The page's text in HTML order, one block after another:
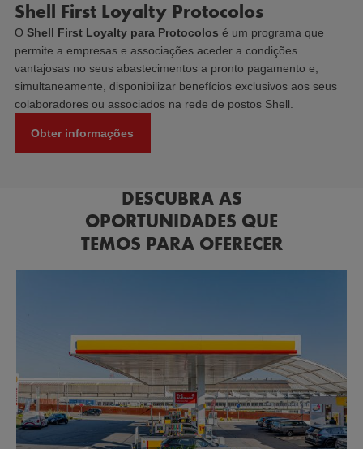
Shell First Loyalty Protocolos
O Shell First Loyalty para Protocolos é um programa que
permite a empresas e associações aceder a condições
vantajosas no seus abastecimentos a pronto pagamento e,
simultaneamente, disponibilizar benefícios exclusivos aos seus
colaboradores ou associados na rede de postos Shell.
Obter informações
DESCUBRA AS
OPORTUNIDADES QUE
TEMOS PARA OFERECER